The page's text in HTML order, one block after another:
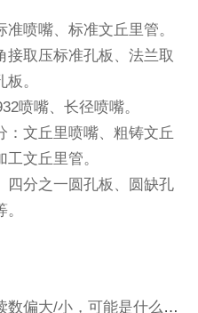
喷嘴、标准文丘里管。
取压标准孔板、法兰取
。
喷嘴、长径喷嘴。
文丘里喷嘴、粗铸文丘
文丘里管。
分之一圆孔板、圆缺孔
小，可能是什么原因引起的呢？